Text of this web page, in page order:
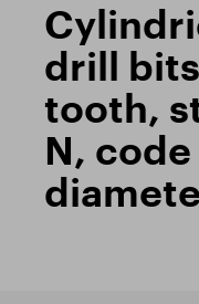
drill
tooth,
N, code